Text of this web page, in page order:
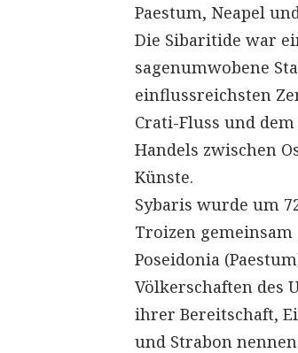
Paestum, Neapel
Die Sibaritide war
sagenumwobene
einflussreichsten
Crati-Fluss und
Handels zwischen
Künste.
Sybaris wurde um
Troizen
Poseidonia
Völkerschaften des
ihrer Bereitschaft,
und Strabon